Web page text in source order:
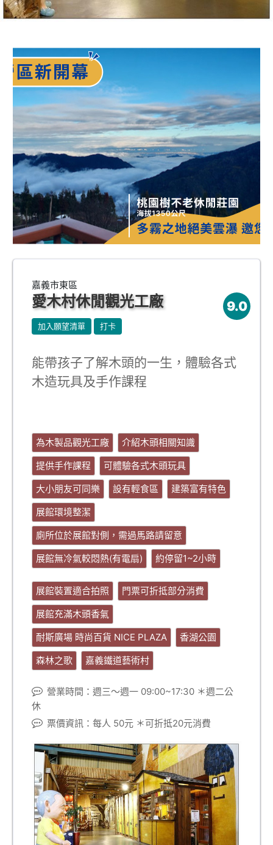
嘉義市東區
愛木村休閒觀光工廠 9.0
加入願望清單 打卡
能帶孩子了解木頭的一生，體驗各式
木造玩具及手作課程
為木製品觀光工廠
介紹木頭相關知識
提供手作課程
可體驗各式木頭玩具
大小朋友可同樂
設有輕食區
建築富有特色
展館環境整潔
廁所位於展館對側，需過馬路請留意
展館無冷氣較悶熱(有電扇)
約停留1~2小時
展館裝置適合拍照
門票可折抵部分消費
展館充滿木頭香氣
耐斯廣場 時尚百貨 NICE PLAZA
香湖公園
森林之歌
嘉義鐵道藝術村
營業時間：週三～週一 09:00~17:30 ＊週二公
休
票價資訊：每人 50元 ＊可折抵20元消費